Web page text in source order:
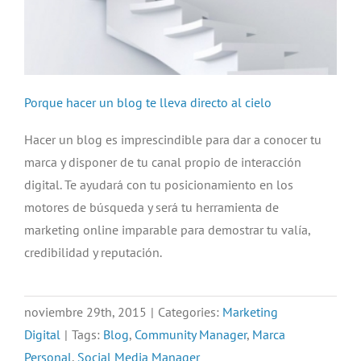
Porque hacer un blog te lleva directo al cielo
Hacer un blog es imprescindible para dar a conocer tu
marca y disponer de tu canal propio de interacción
digital. Te ayudará con tu posicionamiento en los
motores de búsqueda y será tu herramienta de
marketing online imparable para demostrar tu valía,
credibilidad y reputación.
noviembre 29th, 2015 | Categories: Marketing
Digital | Tags: Blog, Community Manager, Marca
Personal, Social Media Manager